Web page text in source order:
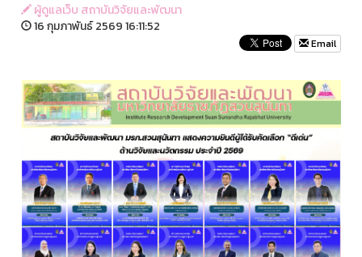
ผู้ดูแลเว็บ สถาบันวิจัยและพัฒนา
16 กุมภาพันธ์ 2569 16:11:52
Email